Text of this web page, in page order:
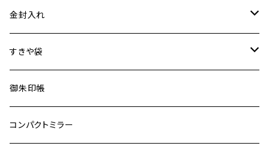
普通裂
金封入れ
特裂
普通裂
すきや袋
特裂
普通裂
御朱印帳
コンパクトミラー